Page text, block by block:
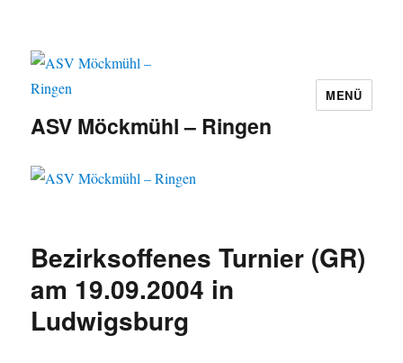
ASV Möckmühl – Ringen
MENÜ
Bezirksoffenes Turnier (GR)
am 19.09.2004 in
Ludwigsburg